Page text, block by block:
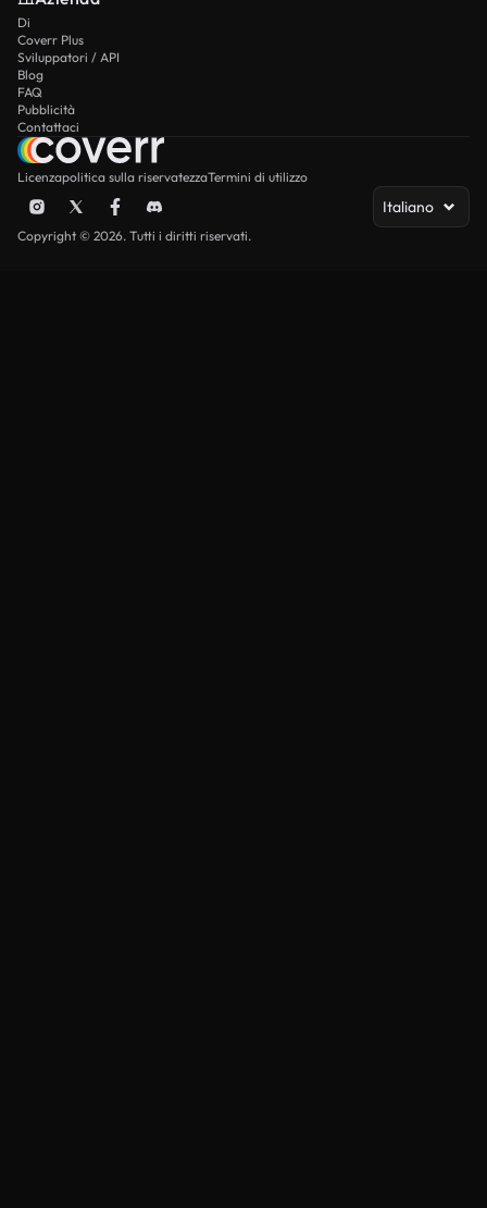
Di
Coverr Plus
Sviluppatori / API
Blog
FAQ
Pubblicità
Contattaci
Licenzapolitica sulla riservatezzaTermini di utilizzo
Italiano
Copyright © 2026. Tutti i diritti riservati.